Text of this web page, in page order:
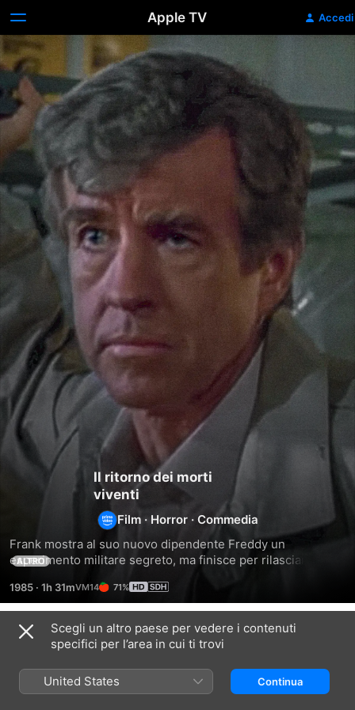
Apple TV Accedi
Il ritorno dei morti
viventi
Film · Horror · Commedia
Frank mostra al suo nuovo dipendente Freddy un
esperimento militare segreto, ma finisce per rilasciare un
famelici. L'epidemia si diffonde, mentre Frank e Freddy
lottano per sopravvivere.
ALTRO
1985 · 1h 31m 71%
Correlati
casa
Scegli un altro paese per vedere i contenuti
specifici per l’area in cui ti trovi
United States Continua